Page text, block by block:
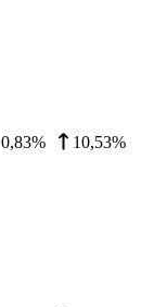
0,83% 10,53%